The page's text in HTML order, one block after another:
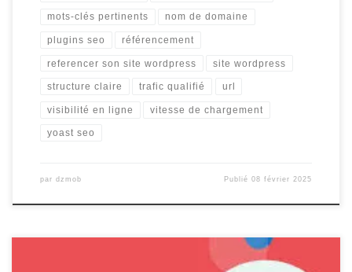
mots-clés pertinents nom de domaine
plugins seo référencement
referencer son site wordpress site wordpress
structure claire trafic qualifié url
visibilité en ligne vitesse de chargement
yoast seo
par dzmob Publié08 février 2025